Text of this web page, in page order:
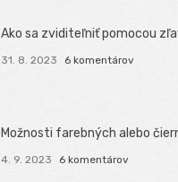
Ako sa zviditeľniť pomocou
31. 8. 2023 6 komentárov
Možnosti farebných alebo
4. 9. 2023 6 komentárov